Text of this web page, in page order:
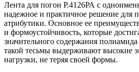
Лента для погон Р.4126РА с
надежное и практичное решение для
атрибутики. Основное ее
и формоустойчивость, которые
значительного содержания
такой тесьмы выдерживают высокие
нагрузки, не теряя своей формы.